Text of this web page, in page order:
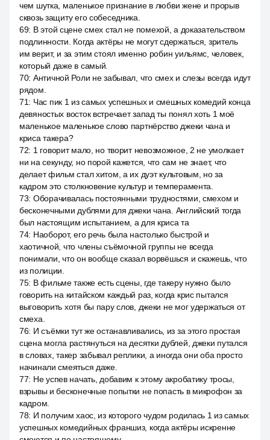
чем шутка, маленькое признание в любви жене и прорыв
сквозь защиту его собеседника.
69: В этой сцене смех стал не помехой, а доказательством
подлинности. Когда актёры не могут сдержаться, зритель
им верит, и за этим стоял именно робин уильямс, человек,
который даже в самый.
70: Античной Роли не забывал, что смех и слезы всегда идут
рядом.
71: Час пик 1 из самых успешных и смешных комедий конца
девяностых восток встречает запад ты понял хоть 1 моё
маленькое маленькое слово партнёрство джеки чана и
криса такера?
72: 1 говорит мало, но творит невозможное, 2 не умолкает
ни на секунду, но порой кажется, что сам не знает, что
делает фильм стал хитом, а их дуэт культовым, но за
кадром это столкновение культур и темперамента.
73: Оборачивалась постоянными трудностями, смехом и
бесконечными дублями для джеки чана. Английский тогда
был настоящим испытанием, а для криса та
74: Наоборот, его речь была настолько быстрой и
хаотичной, что члены съёмочной группы не всегда
понимали, что он вообще сказал ворвёшься и скажешь, что
из полиции.
75: В фильме также есть сцены, где такеру нужно было
говорить на китайском каждый раз, когда крис пытался
выговорить хотя бы пару слов, джеки не мог удержаться от
смеха.
76: И съёмки тут же останавливались, из за этого простая
сцена могла растянуться на десятки дублей, джеки путался
в словах, такер забывал реплики, а иногда они оба просто
начинали смеяться даже.
77: Не успев начать, добавим к этому акробатику тросы,
взрывы и бесконечные попытки не попасть в микрофон за
кадром.
78: И получим хаос, из которого чудом родилась 1 из самых
успешных комедийных франшиз, когда актёры искренне